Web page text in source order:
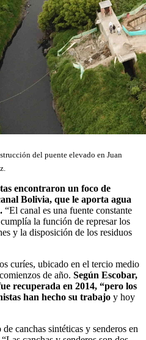
del puente elevado en Juan
encontraron un foco de
Bolivia, que le aporta agua
“El canal es una fuente constante
la función de represar los
y la disposición de los residuos
curíes, ubicado en el tercio medio
de año. Según Escobar,
recuperada en 2014, “pero los
han hecho su trabajo y hoy
canchas sintéticas y senderos en